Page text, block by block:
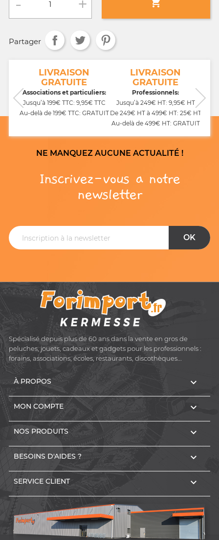
Conditionnement :
Age :

Partager
LIVRAISON
GRATUITE
Associations et particuliers:
Jusqu’à 199€ TTC: 9,95€ TTC
Au-delà de 199€ TTC: GRATUIT
LIVRAISON
GRATUITE
Professionnels:
Jusqu’à 249€ HT: 9,95€ HT
De 249€ HT à 499€ HT: 25€ HT
Au-delà de 499€ HT: GRATUIT
NE MANQUEZ AUCUNE ACTUALITÉ !
Inscrivez-vous a notre
newsletter
Spécialisé depuis plus de 60 ans dans la vente en gros de
peluches, jouets, cadeaux et gadgets pour les professionnels :
forains, associations, écoles, restaurants, discothèques...
À PROPOS 
MON COMPTE 
NOS PRODUITS 
BESOINS D'AIDES ? 
SERVICE CLIENT 